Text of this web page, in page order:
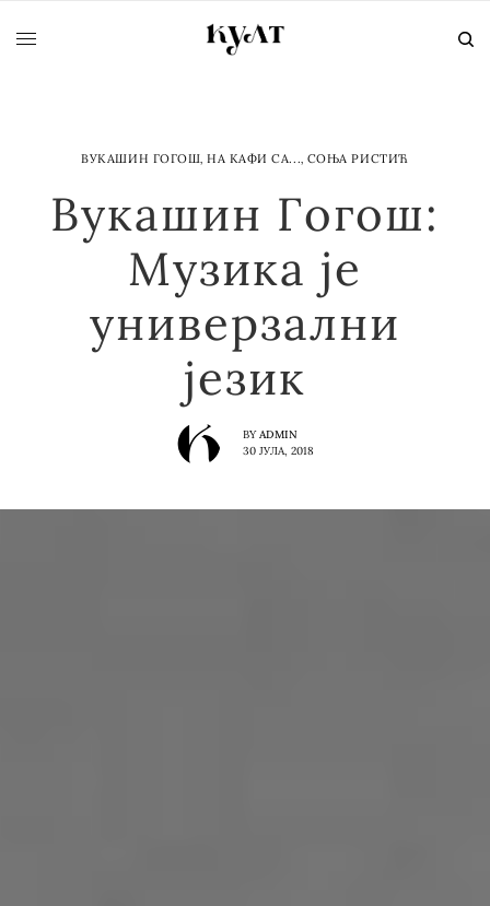
ВУКАШИН ГОГОШ, НА КАФИ СА..., СОЊА РИСТИЋ
Вукашин Гогош:
Музика је
универзални
језик
BY ADMIN
30 ЈУЛА, 2018